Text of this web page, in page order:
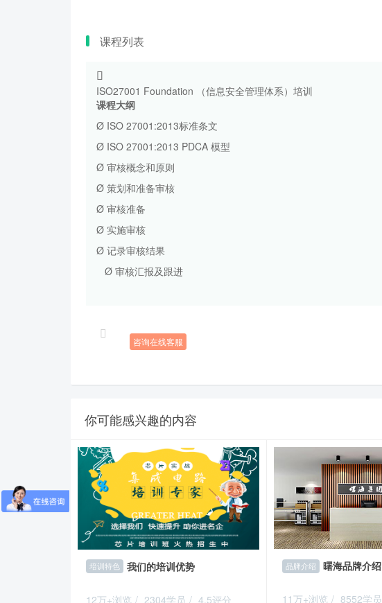
课程列表
ISO27001 Foundation （信息安全管理体系）培训
课程大纲
Ø ISO 27001:2013标准条文
Ø ISO 27001:2013 PDCA 模型
Ø 审核概念和原则
Ø 策划和准备审核
Ø 审核准备
Ø 实施审核
Ø 记录审核结果
Ø 审核汇报及跟进
咨询在线客服
你可能感兴趣的内容
培训特色 我们的培训优势
12万+浏览 / 2304学员 / 4.5评分
品牌介绍 曙海品牌介绍
11万+浏览 / 8552学员